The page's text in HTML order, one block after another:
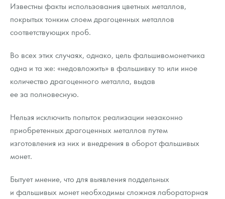
Известны факты использования цветных металлов,
покрытых тонким слоем драгоценных металлов
соответствующих проб.
Во всех этих случаях, однако, цель фальшивомонетчика
одна и та же: «недовложить» в фальшивку то или иное
количество драгоценного металла, выдав
ее за полновесную.
Нельзя исключить попыток реализации незаконно
приобретенных драгоценных металлов путем
изготовления из них и внедрения в оборот фальшивых
монет.
Бытует мнение, что для выявления поддельных
и фальшивых монет необходимы сложная лабораторная